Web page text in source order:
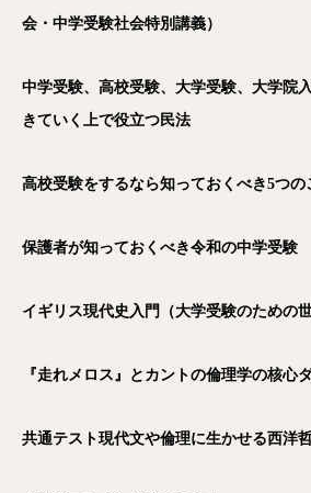
会・中学受験社会特別講義）
中学受験、高校受験、大学受験、大学院
きていく上で役立つ民法
高校受験をするなら知っておくべき5つの
保護者が知っておくべき令和の中学受験
イギリス現代史入門（大学受験のための
『走れメロス』とカントの倫理学の核心
共通テスト現代文や倫理に生かせる西洋哲